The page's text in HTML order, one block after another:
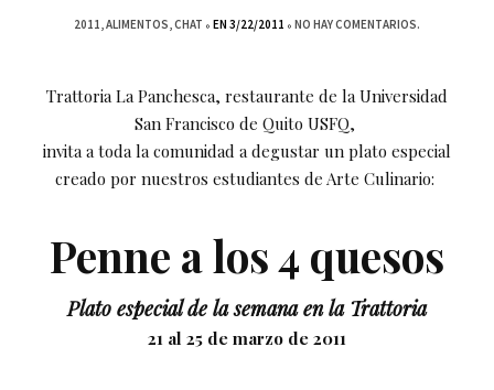
2011 ALIMENTOS CHAT EN 3/22/2011 NO HAY COMENTARIOS.
Trattoria La Panchesca, restaurante de la Universidad
San Francisco de Quito USFQ,
invita a toda la comunidad a degustar un plato especial
creado por nuestros estudiantes de Arte Culinario:
Penne a los 4 quesos
Plato especial de la semana en la Trattoria
21 al 25 de marzo de 2011